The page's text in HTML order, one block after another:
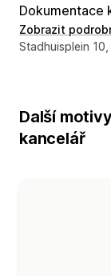
Dokumentace
Zobrazit
Kontaktní
Stadhuisplein
Další
kancelář